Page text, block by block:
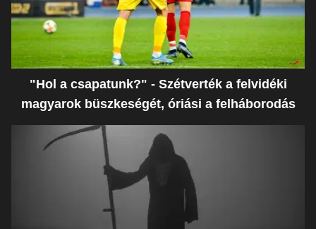
"Hol a csapatunk?" - Szétverték a felvidéki
magyarok büszkeségét, óriási a felháborodás